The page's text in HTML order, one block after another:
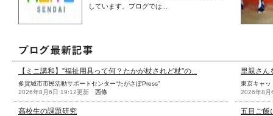
しています。ブログでは...
【ミニ講和】”福祉用具って何？たかが杖されど杖”の...
多賀城市市民活動サポートセンター“たがさぽPress”
2026年8月6日 19:12更新
西條
里親さん
東京キャッ
2026年8月
高校生の課題研究 五目ご飯